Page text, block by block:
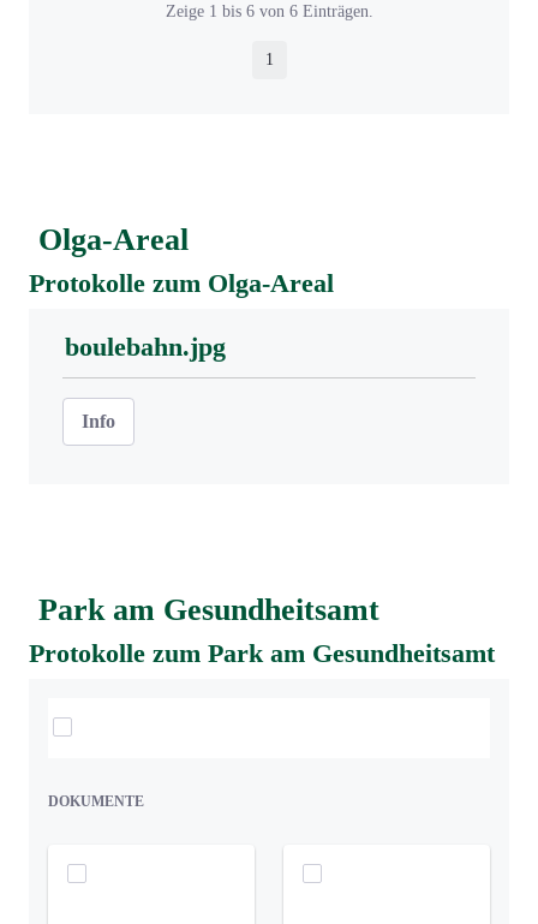
Zeige 1 bis 6 von 6 Einträgen.
Seite
1
Olga-Areal
Protokolle zum Olga-Areal
boulebahn.jpg
Info
Park am Gesundheitsamt
Protokolle zum Park am Gesundheitsamt
DOKUMENTE